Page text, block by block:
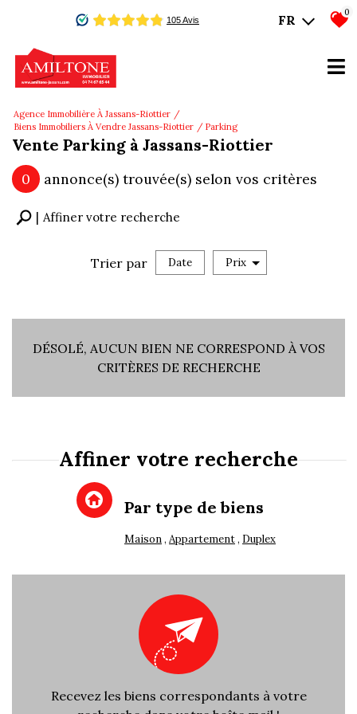
FR
0
Agence Immobilière À Jassans-Riottier
Biens Immobiliers À Vendre Jassans-Riottier
Parking
Vente Parking à Jassans-Riottier
0 annonce(s) trouvée(s) selon vos critères
Affiner votre recherche
Recherche
Trier par Date Prix
DÉSOLÉ, AUCUN BIEN NE CORRESPOND À VOS
CRITÈRES DE RECHERCHE
Affiner votre recherche
Par type de biens
Maison Appartement Duplex
Recevez les biens correspondants à votre